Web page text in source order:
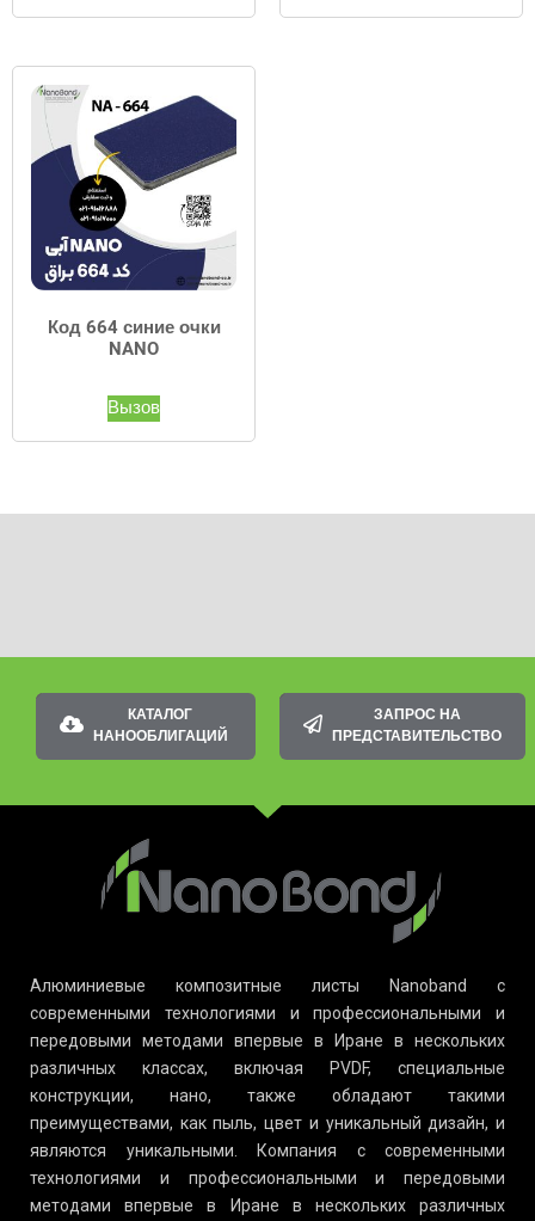
Код 664 синие очки
NANO
Вызов
КАТАЛОГ
НАНООБЛИГАЦИЙ
ЗАПРОС НА
ПРЕДСТАВИТЕЛЬСТВО
Алюминиевые композитные листы Nanoband с
современными технологиями и профессиональными и
передовыми методами впервые в Иране в нескольких
различных классах, включая PVDF, специальные
конструкции, нано, также обладают такими
преимуществами, как пыль, цвет и уникальный дизайн, и
являются уникальными. Компания с современными
технологиями и профессиональными и передовыми
методами впервые в Иране в нескольких различных